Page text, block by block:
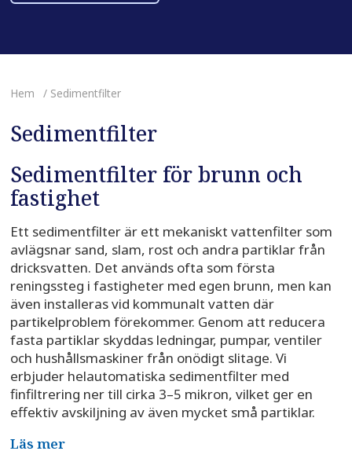
Hem / Sedimentfilter
Sedimentfilter
Sedimentfilter för brunn och
fastighet
Ett sedimentfilter är ett mekaniskt vattenfilter som
avlägsnar sand, slam, rost och andra partiklar från
dricksvatten. Det används ofta som första
reningssteg i fastigheter med egen brunn, men kan
även installeras vid kommunalt vatten där
partikelproblem förekommer. Genom att reducera
fasta partiklar skyddas ledningar, pumpar, ventiler
och hushållsmaskiner från onödigt slitage. Vi
erbjuder helautomatiska sedimentfilter med
finfiltrering ner till cirka 3–5 mikron, vilket ger en
effektiv avskiljning av även mycket små partiklar.
Läs mer